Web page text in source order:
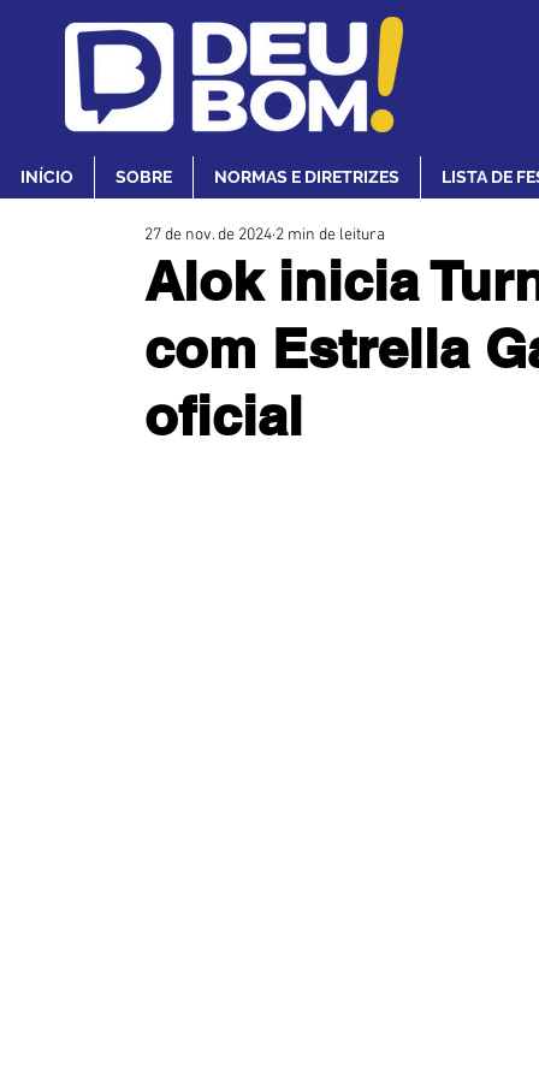
INÍCIO SOBRE NORMAS E DIRETRIZES LISTA DE
Alok inicia
com Estrella
oficial
27 de nov. de 2024 2 min de leitura